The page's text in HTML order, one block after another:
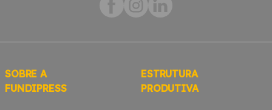
SOBRE A
FUNDIPRESS
ESTRUTURA
PRODUTIVA